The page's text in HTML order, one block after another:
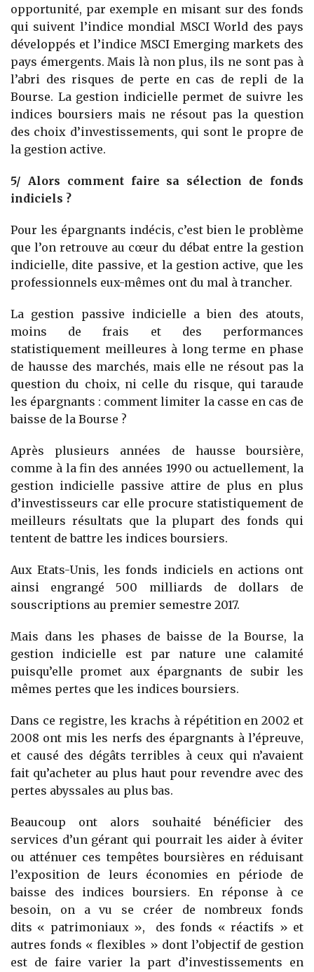
opportunité, par exemple en misant sur des fonds
qui suivent l’indice mondial MSCI World des pays
développés et l’indice MSCI Emerging markets des
pays émergents. Mais là non plus, ils ne sont pas à
l’abri des risques de perte en cas de repli de la
Bourse. La gestion indicielle permet de suivre les
indices boursiers mais ne résout pas la question
des choix d’investissements, qui sont le propre de
la gestion active.
5/ Alors comment faire sa sélection de fonds
indiciels ?
Pour les épargnants indécis, c’est bien le problème
que l’on retrouve au cœur du débat entre la gestion
indicielle, dite passive, et la gestion active, que les
professionnels eux-mêmes ont du mal à trancher.
La gestion passive indicielle a bien des atouts,
moins de frais et des performances
statistiquement meilleures à long terme en phase
de hausse des marchés, mais elle ne résout pas la
question du choix, ni celle du risque, qui taraude
les épargnants : comment limiter la casse en cas de
baisse de la Bourse ?
Après plusieurs années de hausse boursière,
comme à la fin des années 1990 ou actuellement, la
gestion indicielle passive attire de plus en plus
d’investisseurs car elle procure statistiquement de
meilleurs résultats que la plupart des fonds qui
tentent de battre les indices boursiers.
Aux Etats-Unis, les fonds indiciels en actions ont
ainsi engrangé 500 milliards de dollars de
souscriptions au premier semestre 2017.
Mais dans les phases de baisse de la Bourse, la
gestion indicielle est par nature une calamité
puisqu’elle promet aux épargnants de subir les
mêmes pertes que les indices boursiers.
Dans ce registre, les krachs à répétition en 2002 et
2008 ont mis les nerfs des épargnants à l’épreuve,
et causé des dégâts terribles à ceux qui n’avaient
fait qu’acheter au plus haut pour revendre avec des
pertes abyssales au plus bas.
Beaucoup ont alors souhaité bénéficier des
services d’un gérant qui pourrait les aider à éviter
ou atténuer ces tempêtes boursières en réduisant
l’exposition de leurs économies en période de
baisse des indices boursiers. En réponse à ce
besoin, on a vu se créer de nombreux fonds
dits « patrimoniaux », des fonds « réactifs » et
autres fonds « flexibles » dont l’objectif de gestion
est de faire varier la part d’investissements en